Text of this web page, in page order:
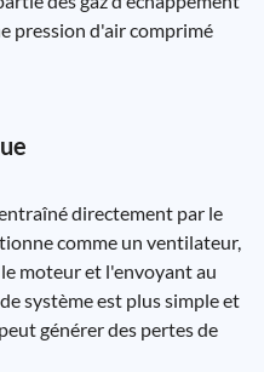
pression d'air comprimé
directement par le
comme un ventilateur,
moteur et l'envoyant au
système est plus simple et
générer des pertes de